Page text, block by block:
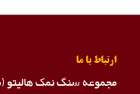
ارتباط با ما
مجموعه سنگ نمک